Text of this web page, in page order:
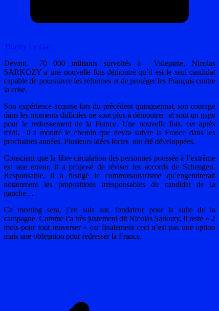
Thierry Le Gac
Devant 70 000 militants survoltés à Villepinte, Nicolas
SARKOZY a une nouvelle fois démontré qu’il est le seul candidat
capable de poursuivre les réformes et de protéger les Français contre
la crise.
Son expérience acquise lors du précédent quinquennat, son courage
dans les moments difficiles ne sont plus à démontrer et sont un gage
pour le redressement de la France. Une nouvelle fois, cet après
midi, il a montré le chemin que devra suivre la France dans les
prochaines années. Plusieurs idées fortes ont été développées.
Conscient que la libre circulation des personnes poussée à l’extrême
est une erreur, il a proposé de réviser les accords de Schengen.
Responsable, il a fustigé le communautarisme qu’engendrerait
notamment les propositions irresponsables du candidat de la
gauche…
Ce meeting sera, j’en suis sur, fondateur pour la suite de la
campagne. Comme l’a très justement dit Nicolas Sarkozy, il reste « 2
mois pour tout renverser » car finalement ceci n’est pas une option
mais une obligation pour redresser la France.